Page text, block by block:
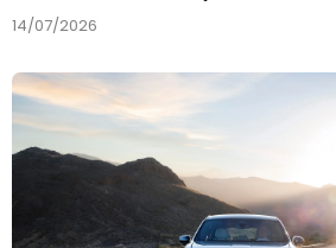
14/07/2026